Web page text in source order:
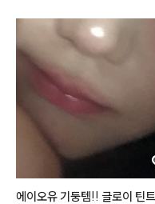
에이오유 기둥템!! 글로이 틴